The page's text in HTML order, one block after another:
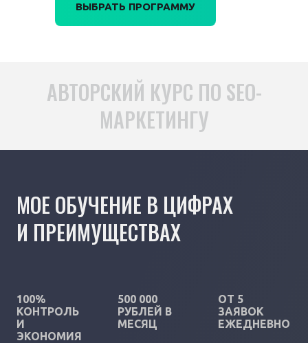
ВЫБРАТЬ ПРОГРАММУ
АВТОРСКИЙ КУРС ПО SEO-
МАРКЕТИНГУ
МОЕ ОБУЧЕНИЕ В ЦИФРАХ
И ПРЕИМУЩЕСТВАХ
100%
КОНТРОЛЬ
И
ЭКОНОМИЯ
500 000
РУБЛЕЙ В
МЕСЯЦ
ОТ 5
ЗАЯВОК
ЕЖЕДНЕВНО